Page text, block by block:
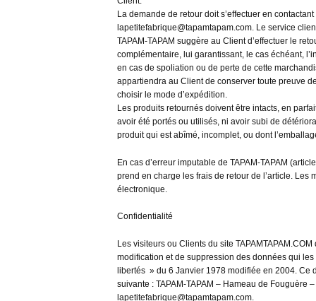
La demande de retour doit s’effectuer en
lapetitefabrique@tapamtapam.com. Le service
TAPAM-TAPAM suggère au Client d’effectuer le
complémentaire, lui garantissant, le cas échéant,
en cas de spoliation ou de perte de cette
appartiendra au Client de conserver toute preuve
choisir le mode d’expédition.
Les produits retournés doivent être intacts, en
avoir été portés ou utilisés, ni avoir subi de
produit qui est abîmé, incomplet, ou dont
En cas d’erreur imputable de TAPAM-TAPAM
prend en charge les frais de retour de l’article.
électronique.
Confidentialité
Les visiteurs ou Clients du site
modification et de suppression des données qui
libertés » du 6 Janvier 1978 modifiée en 2004. Ce
suivante : TAPAM-TAPAM – Hameau de Fouguère
lapetitefabrique@tapamtapam.com.